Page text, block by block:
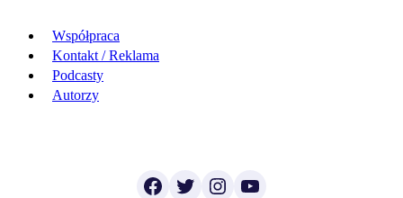
Współpraca
Kontakt / Reklama
Podcasty
Autorzy
Facebook
TwitterInstagram
YouTube